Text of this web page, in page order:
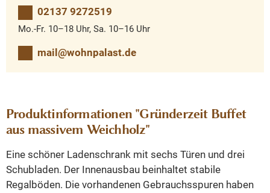
02137 9272519
Mo.-Fr. 10–18 Uhr, Sa. 10–16 Uhr
mail@wohnpalast.de
Produktinformationen "Gründerzeit Buffet
aus massivem Weichholz"
Eine schöner Ladenschrank mit sechs Türen und drei
Schubladen. Der Innenausbau beinhaltet stabile
Regalböden. Die vorhandenen Gebrauchsspuren haben